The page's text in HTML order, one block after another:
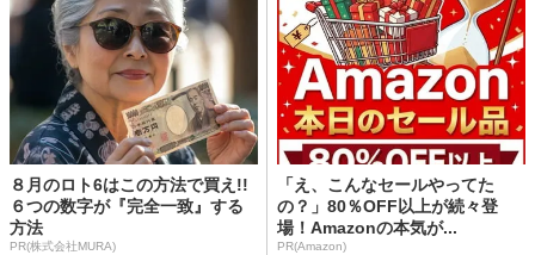
８月のロト6はこの方法で買え!!
６つの数字が『完全一致』する
方法
PR(株式会社MURA)
「え、こんなセールやってた
の？」80％OFF以上が続々登
場！Amazonの本気が...
PR(Amazon)